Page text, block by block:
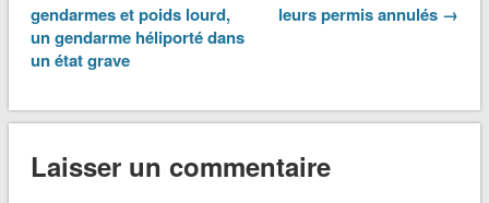
gendarmes et poids lourd,
un gendarme héliporté dans
un état grave
leurs permis annulés →
Laisser un commentaire